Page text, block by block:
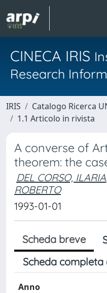
CINECA IRIS
Research
IRIS Catalogo Ricerca
1.1 Articolo in rivista
A converse of
theorem: the
DEL CORSO, ILARIA
ROBERTO
1993-01-01
Scheda breve
Scheda completa
Anno